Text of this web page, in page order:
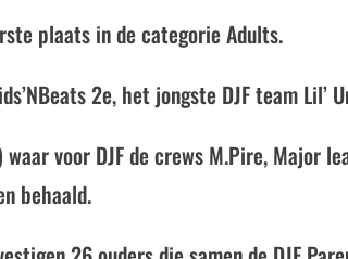
plaats in de categorie Adults.
2e, het jongste DJF team Lil’
voor DJF de crews M.Pire, Major
behaald.